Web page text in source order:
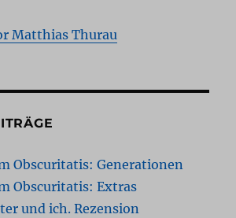
Matthias Thurau
Obscuritatis: Generationen
Obscuritatis: Extras
und ich. Rezension